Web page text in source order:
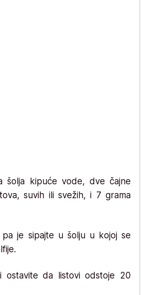
šolja kipuće vode, dve čajne
suvih ili svežih, i 7 grama
pa je sipajte u šolju u kojoj se
ostavite da listovi odstoje 20